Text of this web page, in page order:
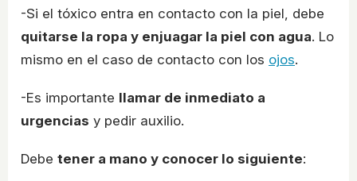
-Si el tóxico entra en contacto con la piel, debe
quitarse la ropa y enjuagar la piel con agua. Lo
mismo en el caso de contacto con los ojos.
-Es importante llamar de inmediato a
urgencias y pedir auxilio.
Debe tener a mano y conocer lo siguiente: